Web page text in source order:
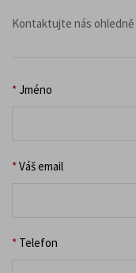
Kontaktujte nás
*Jméno
*Váš email
* Telefon